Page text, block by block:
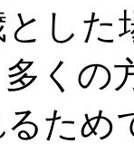
した
くの
ため